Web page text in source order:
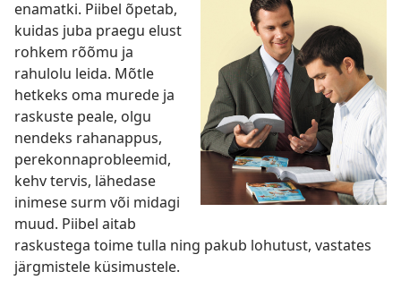
enamatki. Piibel õpetab,
kuidas juba praegu elust
rohkem rõõmu ja
rahulolu leida. Mõtle
hetkeks oma murede ja
raskuste peale, olgu
nendeks rahanappus,
perekonnaprobleemid,
kehv tervis, lähedase
inimese surm või midagi
muud. Piibel aitab
raskustega toime tulla ning pakub lohutust, vastates
järgmistele küsimustele.